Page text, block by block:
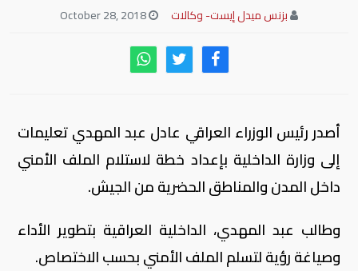
بزنس ميدل إيست- وكالات
أصدر رئيس الوزراء العراقي عادل عبد المهدي تعليمات
إلى وزارة الداخلية بإعداد خطة لاستلام الملف الأمني
داخل المدن والمناطق الحضرية من الجيش.
وطالب عبد المهدي، الداخلية العراقية بتطوير الأداء
وصياغة رؤية لتسلم الملف الأمني بحسب الاختصاص.